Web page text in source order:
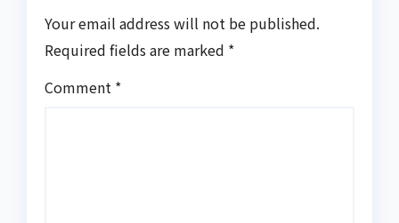
Your email address will not be published.
Required fields are marked *
Comment *